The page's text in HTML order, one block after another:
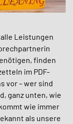
Leistungen
finden
im PDF-
vor – wer sind
ganz unten, wie
wie immer
als unsere